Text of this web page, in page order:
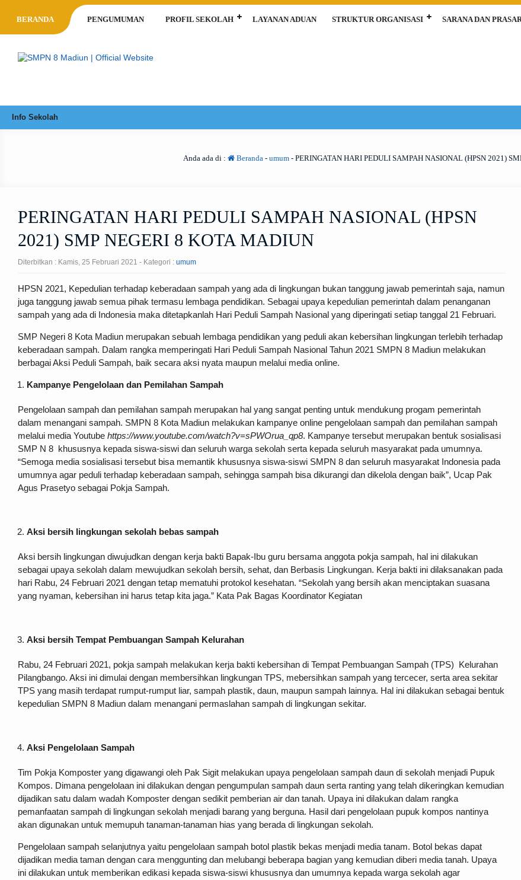
BERANDA PENGUMUMAN PROFIL SEKOLAH LAYANAN ADUAN STRUKTUR ORGANISASI SARANA DAN
Info Sekolah
Anda ada di : Beranda - umum - PERINGATAN HARI PEDULI SAMPAH NASIONAL (HPSN 2021)
PERINGATAN HARI PEDULI SAMPAH NASIONAL (HPSN
2021) SMP NEGERI 8 KOTA MADIUN
Diterbitkan : Kamis, 25 Februari 2021 - Kategori : umum
HPSN 2021, Kepedulian terhadap keberadaan sampah yang ada di lingkungan bukan tanggung jawab pemerintah saja, namun
juga tanggung jawab semua pihak termasu lembaga pendidikan. Sebagai upaya kepedulian pemerintah dalam penanganan
sampah yang ada di Indonesia maka ditetapkanlah Hari Peduli Sampah Nasional yang diperingati setiap tanggal 21 Februari.
SMP Negeri 8 Kota Madiun merupakan sebuah lembaga pendidikan yang peduli akan kebersihan lingkungan terlebih terhadap
keberadaan sampah. Dalam rangka memperingati Hari Peduli Sampah Nasional Tahun 2021 SMPN 8 Madiun melakukan
berbagai Aksi Peduli Sampah, baik secara aksi nyata maupun melalui media online.
Kampanye Pengelolaan dan Pemilahan Sampah
Pengelolaan sampah dan pemilahan sampah merupakan hal yang sangat penting untuk mendukung progam pemerintah
dalam menangani sampah. SMPN 8 Kota Madiun melakukan kampanye online pengelolaan sampah dan pemilahan sampah
melalui media Youtube https://www.youtube.com/watch?v=sPWOrua_qp8. Kampanye tersebut merupakan bentuk sosialisasi
SMP N 8 khususnya kepada siswa-siswi dan seluruh warga sekolah serta kepada seluruh masyarakat pada umumnya.
“Semoga media sosialisasi tersebut bisa memantik khususnya siswa-siswi SMPN 8 dan seluruh masyarakat Indonesia pada
umumnya agar peduli terhadap keberadaan sampah, sehingga sampah bisa dikurangi dan dikelola dengan baik”, Ucap Pak
Agus Prasetyo sebagai Pokja Sampah.
Aksi bersih lingkungan sekolah bebas sampah
Aksi bersih lingkungan diwujudkan dengan kerja bakti Bapak-Ibu guru bersama anggota pokja sampah, hal ini dilakukan
sebagai upaya sekolah dalam mewujudkan sekolah bersih, sehat, dan Berbasis Lingkungan. Kerja bakti ini dilaksanakan pada
hari Rabu, 24 Februari 2021 dengan tetap mematuhi protokol kesehatan. “Sekolah yang bersih akan menciptakan suasana
yang nyaman, kebersihan ini harus tetap kita jaga.” Kata Pak Bagas Koordinator Kegiatan
Aksi bersih Tempat Pembuangan Sampah Kelurahan
Rabu, 24 Februari 2021, pokja sampah melakukan kerja bakti kebersihan di Tempat Pembuangan Sampah (TPS) Kelurahan
Pilangbango. Aksi ini dimulai dengan membersihkan lingkungan TPS, mebersihkan sampah yang tercecer, serta area sekitar
TPS yang masih terdapat rumput-rumput liar, sampah plastik, daun, maupun sampah lainnya. Hal ini dilakukan sebagai bentuk
kepedulian SMPN 8 Madiun dalam menangani permaslahan sampah di lingkungan sekitar.
Aksi Pengelolaan Sampah
Tim Pokja Komposter yang digawangi oleh Pak Sigit melakukan upaya pengelolaan sampah daun di sekolah menjadi Pupuk
Kompos. Dimana pengelolaan ini dilakukan dengan pengumpulan sampah daun serta ranting yang telah dikeringkan kemudian
dijadikan satu dalam wadah Komposter dengan sedikit pemberian air dan tanah. Upaya ini dilakukan dalam rangka
pemanfaatan sampah di lingkungan sekolah menjadi barang yang berguna. Hasil dari pengelolaan pupuk kompos nantinya
akan digunakan untuk memupuh tanaman-tanaman hias yang berada di lingkungan sekolah.
Pengelolaan sampah selanjutnya yaitu pengelolaan sampah botol plastik bekas menjadi media tanam. Botol bekas dapat
dijadikan media taman dengan cara menggunting dan melubangi beberapa bagian yang kemudian diberi media tanah. Upaya
ini dilakukan untuk memberikan edikasi kepada siswa-siswi khususnya dan umumnya kepada warga sekolah agar